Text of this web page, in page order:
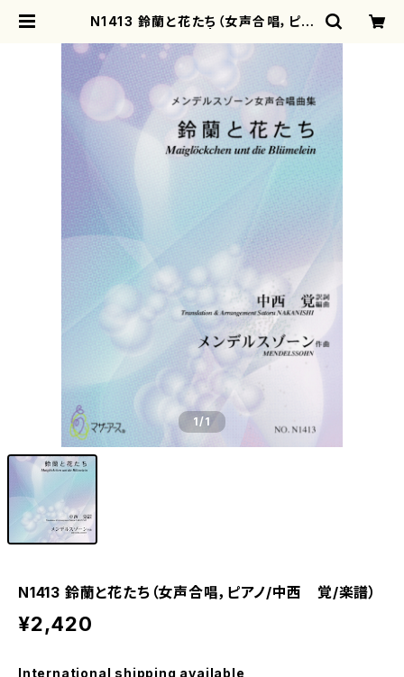
N1413 鈴蘭と花たち（女声合唱，ピア
1/1
N1413 鈴蘭と花たち（女声合唱，ピアノ/中西 覚/楽譜）
¥2,420
International shipping available